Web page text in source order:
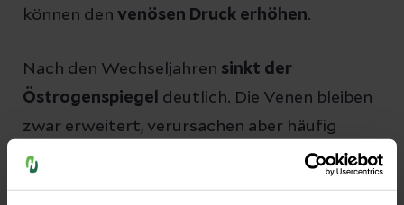
können den venösen Druck erhöhen.
Nach den Wechseljahren sinkt der
Östrogenspiegel deutlich. Die Venen bleiben
zwar erweitert, verursachen aber häufig
weniger Beschwerden, weil der venöse Druck